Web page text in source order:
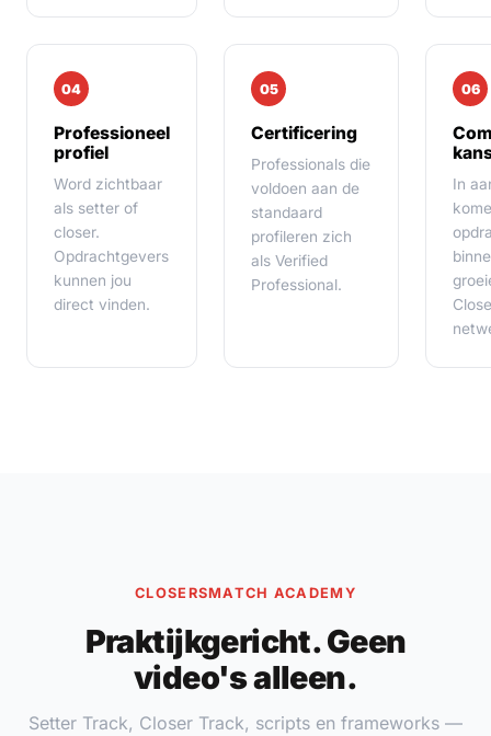
04
Professioneel
profiel
Word zichtbaar
als setter of
closer.
Opdrachtgevers
kunnen jou
direct vinden.
05
Certificering
Professionals die
voldoen aan de
standaard
profileren zich
als Verified
Professional.
06
In
CLOSERSMATCH ACADEMY
Praktijkgericht. Geen
video's alleen.
Setter Track, Closer Track, scripts en frameworks —